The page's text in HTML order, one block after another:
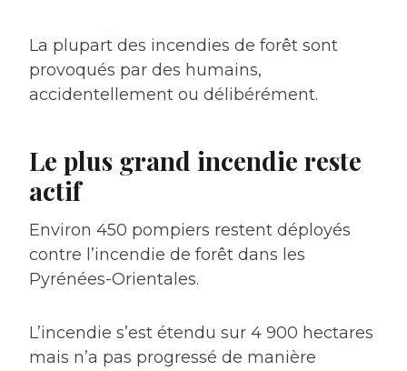
La plupart des incendies de forêt sont
provoqués par des humains,
accidentellement ou délibérément.
Le plus grand incendie reste
actif
Environ 450 pompiers restent déployés
contre l’incendie de forêt dans les
Pyrénées-Orientales.
L’incendie s’est étendu sur 4 900 hectares
mais n’a pas progressé de manière